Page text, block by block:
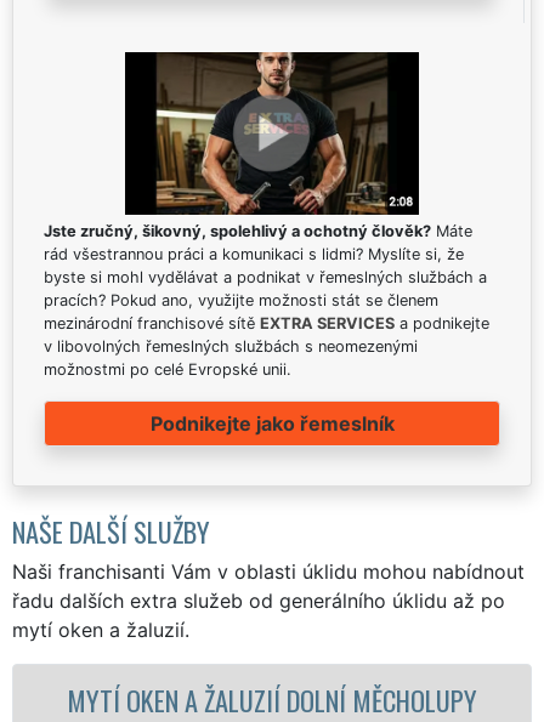
Jste zručný, šikovný, spolehlivý a ochotný člověk? Máte
rád všestrannou práci a komunikaci s lidmi? Myslíte si, že
byste si mohl vydělávat a podnikat v řemeslných službách a
pracích? Pokud ano, využijte možnosti stát se členem
mezinárodní franchisové sítě EXTRA SERVICES a podnikejte
v libovolných řemeslných službách s neomezenými
možnostmi po celé Evropské unii.
Podnikejte jako řemeslník
NAŠE DALŠÍ SLUŽBY
Naši franchisanti Vám v oblasti úklidu mohou nabídnout
řadu dalších extra služeb od generálního úklidu až po
mytí oken a žaluzií.
DOLNÍ MĚCHOLUPY MYTÍ OKENNÍCH